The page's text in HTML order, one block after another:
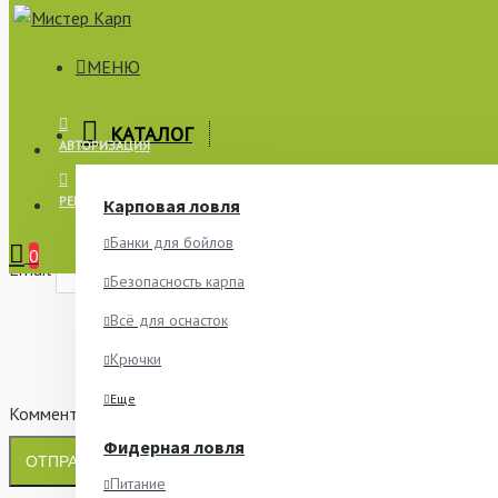
СООБЩИТЬ О НАЛИЧИИ
Имя
Email
Комментарий
ОТПРАВИТЬ
МЕНЮ
КАТАЛОГ
Карповая ловля
Банки для бойлов
Безопасность карпа
Всё для оснасток
Крючки
Еще
Фидерная ловля
Питание
АВТОРИЗАЦИЯ
РЕГИСТРАЦИЯ
0